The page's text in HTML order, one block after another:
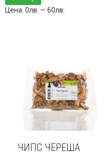
цена
цена
Цена: 0лв. — 60лв.
ЧИПС ЧЕРЕША